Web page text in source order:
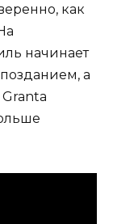
как
начинает
а